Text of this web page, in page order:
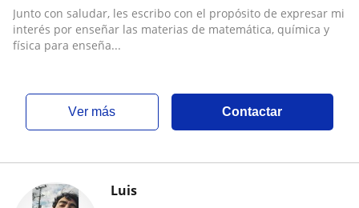
Junto con saludar, les escribo con el propósito de expresar mi
interés por enseñar las materias de matemática, química y
física para enseña...
ver más Contactar
Luis